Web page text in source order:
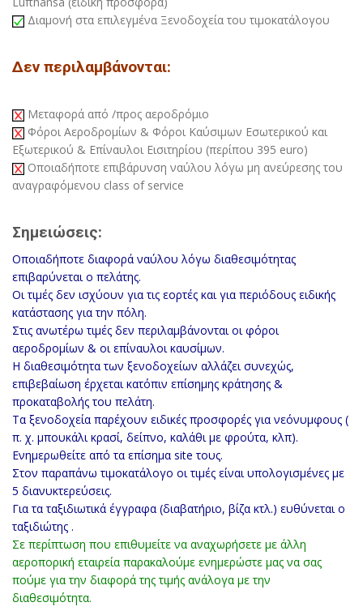
Διαμονή στα επιλεγμένα Ξενοδοχεία του τιμοκατάλογου
Δεν περιλαμβάνονται:
Μεταφορά από /προς αεροδρόμιο
Φόροι Αεροδρομίων & Φόροι Καύσιμων Εσωτερικού και
Εξωτερικού & Επίναυλοι Εισιτηρίου (περίπου 395 euro)
Οποιαδήποτε επιβάρυνση ναύλου λόγω μη ανεύρεσης του
αναγραφόμενου class of service
Σημειώσεις:
Οποιαδήποτε διαφορά ναύλου λόγω διαθεσιμότητας
επιβαρύνεται ο πελάτης.
Οι τιμές δεν ισχύουν για τις εορτές και για περιόδους ειδικής
κατάστασης για την πόλη.
Στις ανωτέρω τιμές δεν περιλαμβάνονται οι φόροι
αεροδρομίων & οι επίναυλοι καυσίμων.
Η διαθεσιμότητα των ξενοδοχείων αλλάζει συνεχώς,
επιβεβαίωση έρχεται κατόπιν επίσημης κράτησης &
προκαταβολής του πελάτη.
Τα ξενοδοχεία παρέχουν ειδικές προσφορές για νεόνυμφους (
π. χ. μπουκάλι κρασί, δείπνο, καλάθι με φρούτα, κλπ).
Ενημερωθείτε από τα επίσημα site τους.
Στον παραπάνω τιμοκατάλογο οι τιμές είναι υπολογισμένες με
5 διανυκτερεύσεις.
Για τα ταξιδιωτικά έγγραφα (διαβατήριο, βίζα κτλ.) ευθύνεται ο
ταξιδιώτης .
Σε περίπτωση που επιθυμείτε να αναχωρήσετε με άλλη
αεροπορική εταιρεία παρακαλούμε ενημερώστε μας να σας
πούμε για την διαφορά της τιμής ανάλογα με την
διαθεσιμότητα.